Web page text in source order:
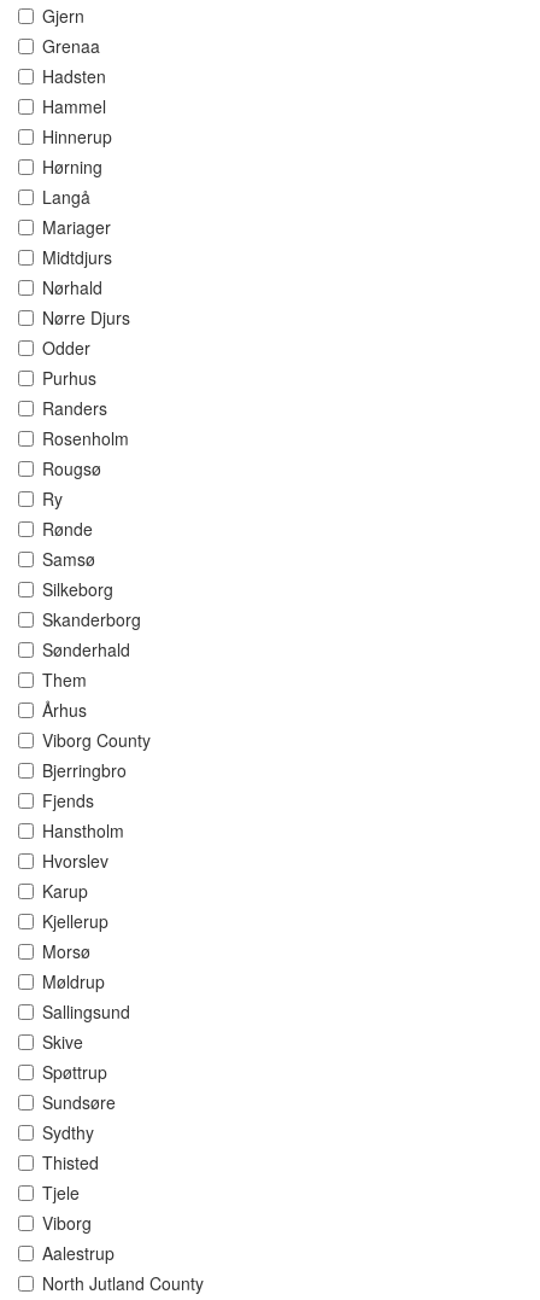
Gjern
Grenaa
Hadsten
Hammel
Hinnerup
Hørning
Langå
Mariager
Midtdjurs
Nørhald
Nørre Djurs
Odder
Purhus
Randers
Rosenholm
Rougsø
Ry
Rønde
Samsø
Silkeborg
Skanderborg
Sønderhald
Them
Århus
Viborg County
Bjerringbro
Fjends
Hanstholm
Hvorslev
Karup
Kjellerup
Morsø
Møldrup
Sallingsund
Skive
Spøttrup
Sundsøre
Sydthy
Thisted
Tjele
Viborg
Aalestrup
North Jutland County